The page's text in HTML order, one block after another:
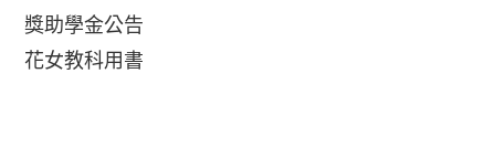
獎助學金公告
花女教科用書